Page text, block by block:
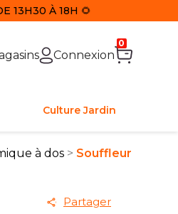
13H30 À 18H 🌻
Connexion
0
Culture Jardin
à dos Souffleur
Partager